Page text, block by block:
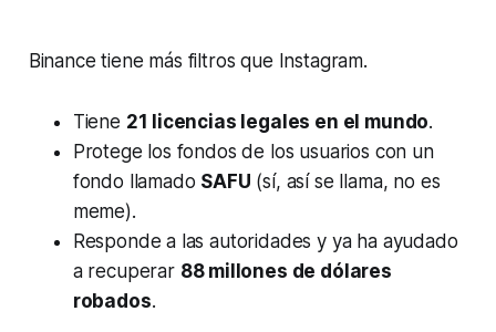
Binance tiene más filtros que Instagram.
Tiene 21 licencias legales en el mundo.
Protege los fondos de los usuarios con un
fondo llamado SAFU (sí, así se llama, no es
meme).
Responde a las autoridades y ya ha ayudado
a recuperar 88 millones de dólares
robados.